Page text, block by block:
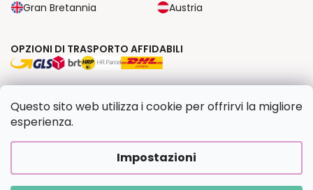
Questo sito web utilizza i cookie per offrirvi la migliore
esperienza.
Impostazioni
Gran Bretannia
Austria
OPZIONI DI TRASPORTO AFFIDABILI
Creato da Shoptet Premium|UpraviloFV STUDIO
Copyright 2026Dipingilo.it. Tutti i diritti riservati.